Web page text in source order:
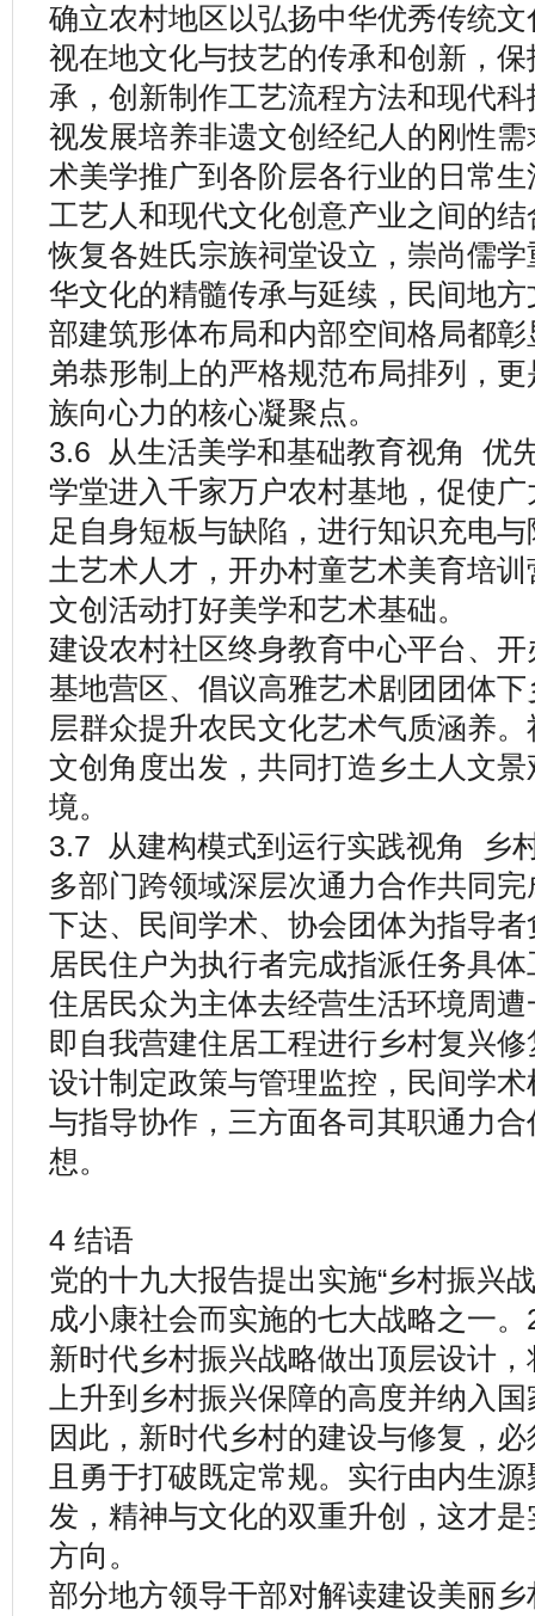
确立农村地区以弘扬中华优秀传统
视在地文化与技艺的传承和创新，
承，创新制作工艺流程方法和现代
视发展培养非遗文创经纪人的刚性
术美学推广到各阶层各行业的日常
工艺人和现代文化创意产业之间的结
恢复各姓氏宗族祠堂设立，崇尚儒
华文化的精髓传承与延续，民间地
部建筑形体布局和内部空间格局都
弟恭形制上的严格规范布局排列，
族向心力的核心凝聚点。
3.6 从生活美学和基础教育视角 优
学堂进入千家万户农村基地，促使
足自身短板与缺陷，进行知识充电
土艺术人才，开办村童艺术美育培
文创活动打好美学和艺术基础。
建设农村社区终身教育中心平台、
基地营区、倡议高雅艺术剧团团体
层群众提升农民文化艺术气质涵养
文创角度出发，共同打造乡土人文
境。
3.7 从建构模式到运行实践视角 乡
多部门跨领域深层次通力合作共同
下达、民间学术、协会团体为指导
居民住户为执行者完成指派任务具
住居民众为主体去经营生活环境周
即自我营建住居工程进行乡村复兴
设计制定政策与管理监控，民间学
与指导协作，三方面各司其职通力
想。
4 结语
党的十九大报告提出实施“乡村振兴
成小康社会而实施的七大战略之一
新时代乡村振兴战略做出顶层设计
上升到乡村振兴保障的高度并纳入
因此，新时代乡村的建设与修复，
且勇于打破既定常规。实行由内生
发，精神与文化的双重升创，这才
方向。
部分地方领导干部对解读建设美丽